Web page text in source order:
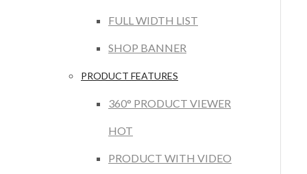
FULL WIDTH LIST
SHOP BANNER
PRODUCT FEATURES
360° PRODUCT VIEWER
HOT
PRODUCT WITH VIDEO